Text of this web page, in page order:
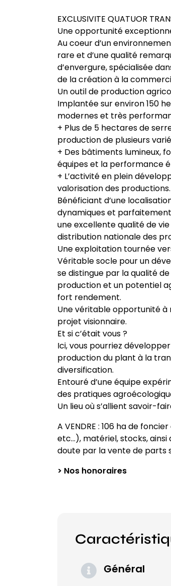
EXCLUSIVITE QUATUOR
Une opportunité
Au coeur d’un
rare et d’une qualité
d’envergure, spécialisée
de la création à la
Un outil de production
Implantée sur environ 150
modernes et très
+ Plus de 5 hectares de
production de plusieurs
+ Des bâtiments lumineux,
équipes et la performance
+ L’activité en plein
valorisation des productions.
Bénéficiant d’une
dynamiques et
une excellente qualité de
distribution nationale des
Une exploitation tournée
Véritable socle pour un
se distingue par la qualité
production et un potentiel
fort rendement.
Une véritable opportunité
projet visionnaire.
Et si c’était vous ?
Ici, vous pourriez
production du plant à la
diversification.
Entouré d’une équipe
des pratiques
Un lieu où s’allient savoir-
A VENDRE : 106 ha de
etc…), matériel, stocks,
doute par la vente de parts
> Nos honoraires
Général